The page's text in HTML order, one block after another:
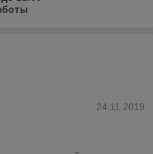
24.11.2019